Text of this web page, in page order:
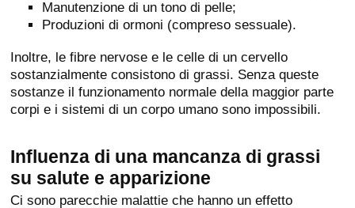
Manutenzione di un tono di pelle;
Produzioni di ormoni (compreso sessuale).
Inoltre, le fibre nervose e le celle di un cervello
sostanzialmente consistono di grassi. Senza queste
sostanze il funzionamento normale della maggior parte
corpi e i sistemi di un corpo umano sono impossibili.
Influenza di una mancanza di grassi
su salute e apparizione
Ci sono parecchie malattie che hanno un effetto